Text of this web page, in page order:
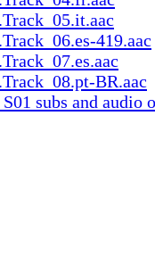
419.aac
BR.aac
subs and